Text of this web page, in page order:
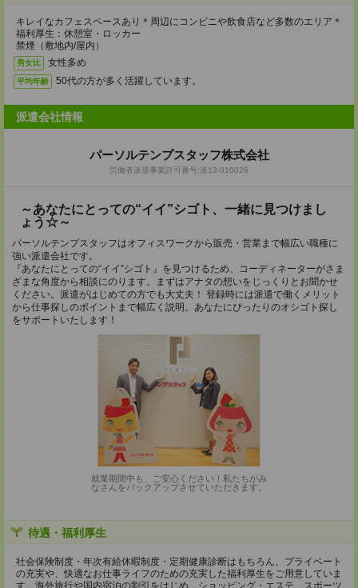
キレイなカフェスペースあり＊周辺にコンビニや飲食店など多数のエリア＊
福利厚生：休憩室・ロッカー
禁煙（敷地内/屋内）
男女比 女性多め
平均年齢 50代の方が多く活躍しています。
派遣会社情報
パーソルテンプスタッフ株式会社
労働者派遣事業許可番号:派13-010026
～あなたにとっての“イイ”シゴト、一緒に見つけまし
ょう☆～
パーソルテンプスタッフはオフィスワークから販売・営業まで幅広い職種に
強い派遣会社です。
『あなたにとっての“イイ”シゴト』を見つけるため、コーディネーターがさま
ざまな角度から相談にのります。まずはアナタの想いをじっくりとお聞かせ
ください。派遣がはじめての方でも大丈夫！ 登録時には派遣で働くメリット
から仕事探しのポイントまで幅広く説明。あなたにぴったりのオシゴト探し
をサポートいたします！
就業期間中も、ご安心ください！私たちがみ
なさんをバックアップさせていただきます。
待遇・福利厚生
社会保険制度・年次有給休暇制度・定期健康診断はもちろん、プライベート
の充実や、快適なお仕事ライフのための充実した福利厚生をご用意していま
す。海外旅行や国内宿泊の割引をはじめ、ショッピング・エステ、スポーツ